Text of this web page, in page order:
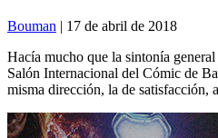
Bouman | 17 de abril de 2018
Hacía mucho que la sintonía
Salón Internacional del Cómic de
misma dirección, la de satisfacción,